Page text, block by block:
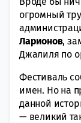
огромный
Ларионов,
Джалиля по
Фестиваль
имен. Но на
данной
— великий